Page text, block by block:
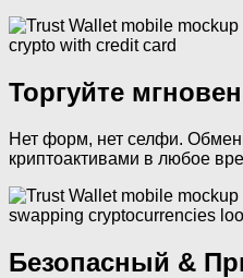
Торгуйте
Нет форм, нет селфи.
криптоактивами в любое
Безопасный &